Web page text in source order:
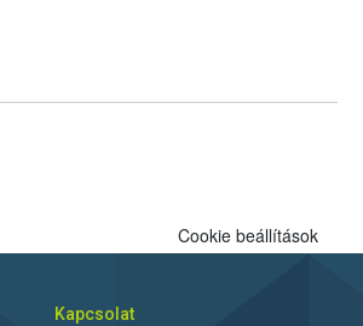
Cookie beállítások
Kapcsolat